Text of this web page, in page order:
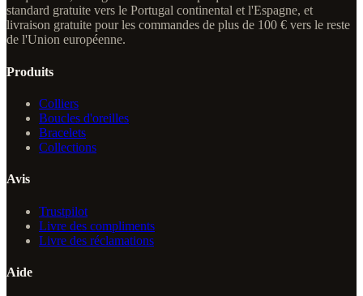
standard gratuite vers le Portugal continental et l'Espagne, et
livraison gratuite pour les commandes de plus de 100 € vers le reste
de l'Union européenne.
Produits
Colliers
Boucles d'oreilles
Bracelets
Collections
Avis
Trustpilot
Livre des compliments
Livre des réclamations
Aide